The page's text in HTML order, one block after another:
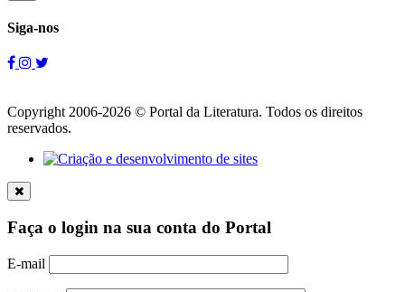
Siga-nos
Copyright 2006-2026 © Portal da Literatura. Todos os direitos
reservados.
Faça o login na sua conta do Portal
E-mail